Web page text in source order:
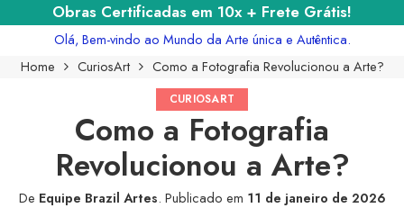
Obras Certificadas em 10x + Frete Grátis!
Olá, Bem-vindo ao Mundo da Arte única e Autêntica.
Home
CuriosArt Como a Fotografia Revolucionou a Arte?
CURIOSART
Como a Fotografia
Revolucionou a Arte?
De Equipe Brazil Artes. Publicado em 11 de janeiro de 2026